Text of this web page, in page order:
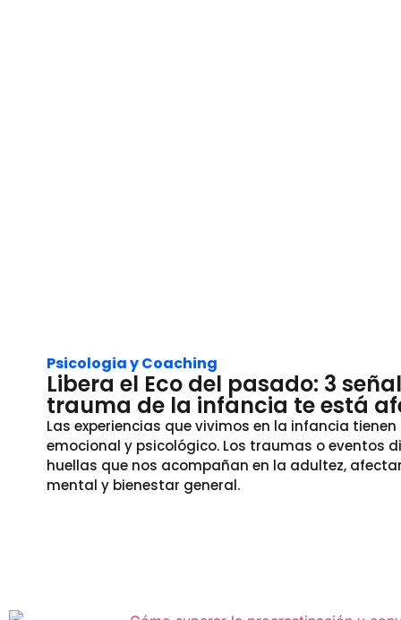
Psicologia y Coaching
Libera el Eco del pasado: 3
trauma de la infancia te está
Las experiencias que vivimos en la infancia
emocional y psicológico. Los traumas o eventos
huellas que nos acompañan en la adultez,
mental y bienestar general.